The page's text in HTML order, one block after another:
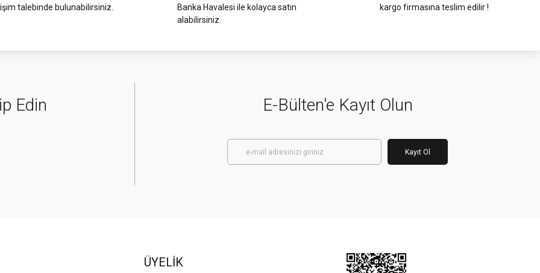
talebinde bulunabilirsiniz.
Banka Havalesi ile kolayca satın
alabilirsiniz.
kargo firmasına teslim edilir !
Edin E-Bülten'e Kayıt Olun
Kayıt Ol
ÜYELİK